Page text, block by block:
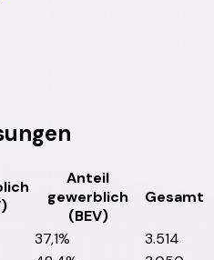
Anteil
gewerblich
(BEV)
Gesamt
37,1%
3.514